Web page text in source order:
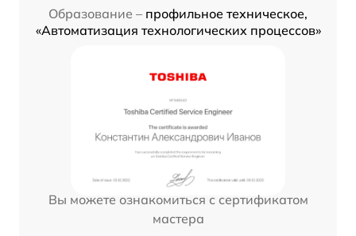
Образование – профильное техническое,
«Автоматизация технологических процессов»
Вы можете ознакомиться с сертификатом
мастера